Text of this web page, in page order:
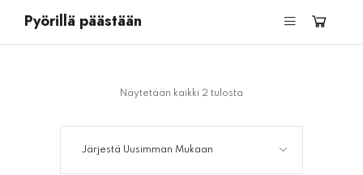
Pyörillä päästään
Näytetään kaikki 2 tulosta